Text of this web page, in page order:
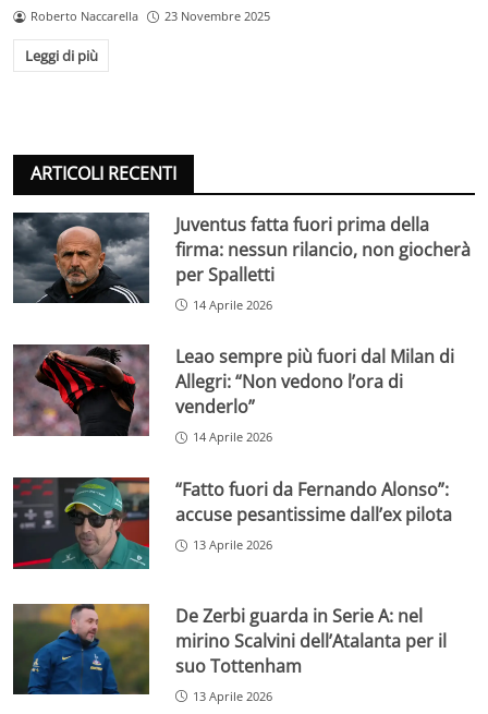
Roberto Naccarella 23 Novembre 2025
Leggi di più
ARTICOLI RECENTI
Juventus fatta fuori prima della
firma: nessun rilancio, non giocherà
per Spalletti
14 Aprile 2026
Leao sempre più fuori dal Milan di
Allegri: “Non vedono l’ora di
venderlo”
14 Aprile 2026
“Fatto fuori da Fernando Alonso”:
accuse pesantissime dall’ex pilota
13 Aprile 2026
De Zerbi guarda in Serie A: nel
mirino Scalvini dell’Atalanta per il
suo Tottenham
13 Aprile 2026